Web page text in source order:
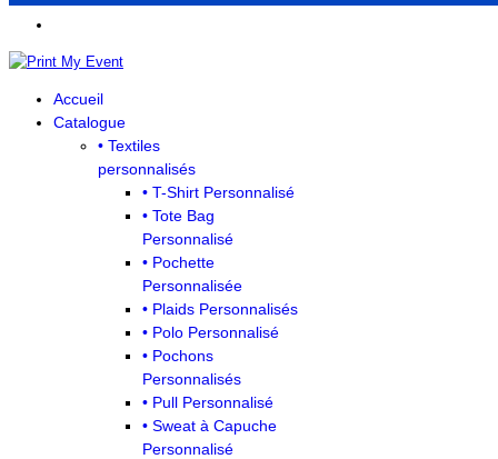
Accueil
Catalogue
• Textiles
personnalisés
• T-Shirt Personnalisé
• Tote Bag
Personnalisé
• Pochette
Personnalisée
• Plaids Personnalisés
• Polo Personnalisé
• Pochons
Personnalisés
• Pull Personnalisé
• Sweat à Capuche
Personnalisé